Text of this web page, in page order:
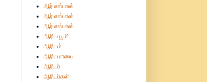
ஆர் எஸ் எஸ்
ஆர்.எஸ்.எஸ்
ஆர்.எஸ்.எஸ்.
ஆரிய பூமி
ஆரியம்
ஆரியமாயை
ஆரியர்
ஆரியர்கள்